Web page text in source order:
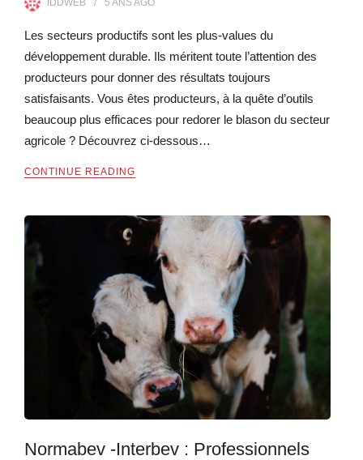
IDDWEB 5 ANSAGO
Les secteurs productifs sont les plus-values du
développement durable. Ils méritent toute l’attention des
producteurs pour donner des résultats toujours
satisfaisants. Vous êtes producteurs, à la quête d’outils
beaucoup plus efficaces pour redorer le blason du secteur
agricole ? Découvrez ci-dessous…
CONTINUE READING
Normabev -Interbev : Professionnels